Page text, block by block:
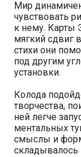
Мир
чувствовать
к нему. Карты
мягкий сдвиг
стихи они
под другим
установки.
Колода
творчества,
ней легче
ментальных
смыслы и
складывалось